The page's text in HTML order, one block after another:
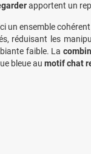
apportent un
un ensemble
réduisant les
faible. La
bleue au motif chat